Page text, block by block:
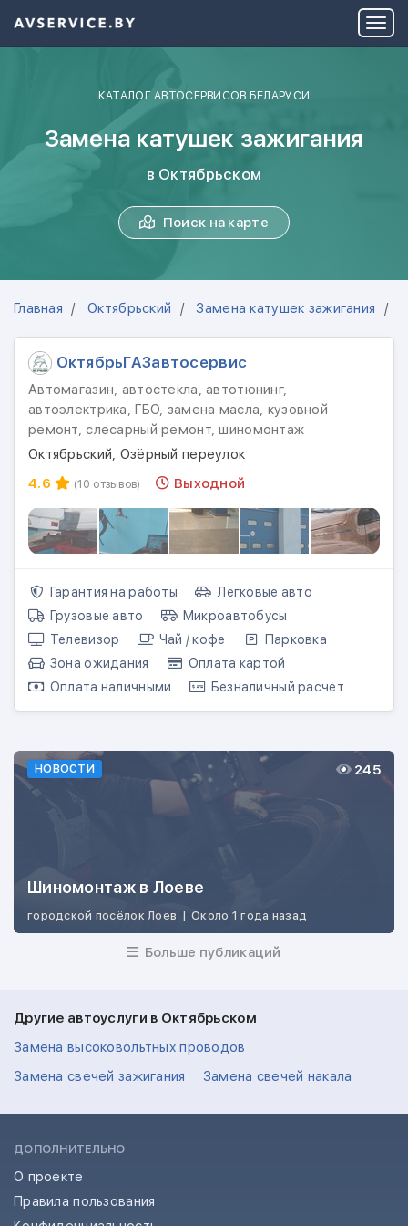
КАТАЛОГ АВТОСЕРВИСОВ БЕЛАРУСИ
Замена катушек зажигания
в Октябрьском
Поиск на карте
Главная Октябрьский Замена катушек зажигания
ОктябрьГАЗавтосервис
Автомагазин, автостекла, автотюнинг,
автоэлектрика, ГБО, замена масла, кузовной
ремонт, слесарный ремонт, шиномонтаж
Октябрьский, Озёрный переулок
4.6
(10 отзывов) Выходной
Гарантия на работы
Легковые авто
Грузовые авто
Микроавтобусы
Телевизор
Чай / кофе
Парковка
Зона ожидания
Оплата картой
Оплата наличными
Безналичный расчет
НОВОСТИ
Шиномонтаж в Лоеве
городской посёлок Лоев | Около 1 года назад
245
Больше публикаций
Другие автоуслуги в Октябрьском
Замена высоковольтных проводов
Замена свечей зажигания
Замена свечей накала
ДОПОЛНИТЕЛЬНО
О проекте
Правила пользования